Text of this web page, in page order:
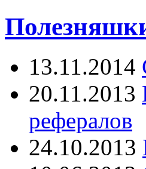
13.11.2014
20.11.2013
рефералов
24.10.2013